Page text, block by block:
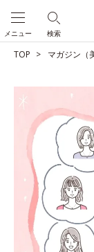
検索
メニュー
TOP マガジン（